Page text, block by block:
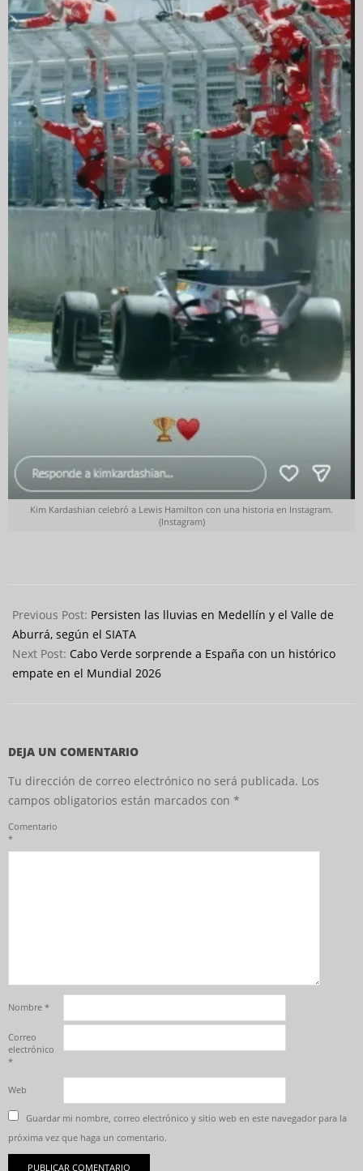
Kim Kardashian celebró a Lewis Hamilton con una historia en Instagram.
(Instagram)
06-
16
Previous Post: Persisten las lluvias en Medellín y el Valle de
Aburrá, según el SIATA
Next Post: Cabo Verde sorprende a España con un histórico
empate en el Mundial 2026
DEJA UN COMENTARIO
Tu dirección de correo electrónico no será publicada. Los
campos obligatorios están marcados con *
Comentario
*
Nombre *
Correo
electrónico
*
Web
Guardar mi nombre, correo electrónico y sitio web en este navegador para la
próxima vez que haga un comentario.